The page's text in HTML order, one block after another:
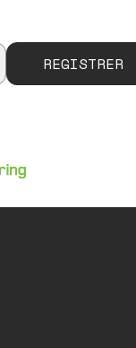
REGISTRER